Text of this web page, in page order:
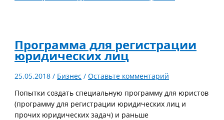
Программа для регистрации
юридических лиц
25.05.2018/ Бизнес /Оставьте комментарий
Попытки создать специальную программу для юристов
(программу для регистрации юридических лиц и
прочих юридических задач) и раньше